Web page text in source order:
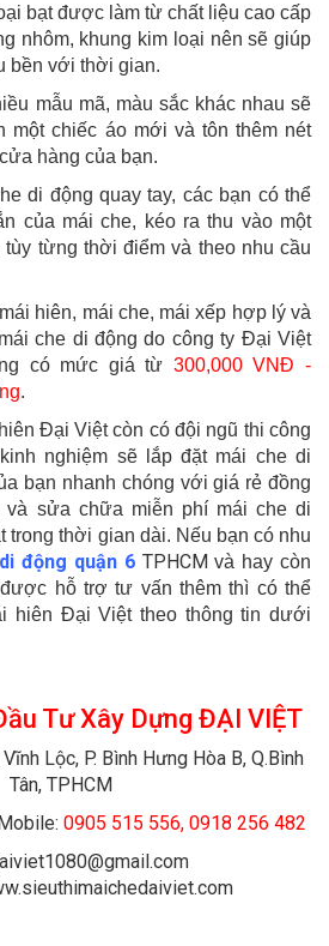
bạt được làm từ chất liệu cao cấp
nhôm, khung kim loại nên sẽ giúp
bền với thời gian.
mẫu mã, màu sắc khác nhau sẽ
một chiếc áo mới và tôn thêm nét
hàng của bạn.
di động quay tay, các bạn có thể
của mái che, kéo ra thu vào một
từng thời điểm và theo nhu cầu
hiên, mái che, mái xếp hợp lý và
che di động do công ty Đại Việt
có mức giá từ 300,000 VNĐ -
.
Đại Việt còn có đội ngũ thi công
nghiệm sẽ lắp đặt mái che di
bạn nhanh chóng với giá rẻ đồng
sửa chữa miễn phí mái che di
trong thời gian dài. Nếu bạn có nhu
động quận 6TPHCM và hay còn
hỗ trợ tư vấn thêm thì có thể
hiên Đại Việt theo thông tin dưới
Tư Xây Dựng ĐẠI VIỆT
Lộc, P. Bình Hưng Hòa B, Q.Bình
Tân, TPHCM
0905 515 556, 0918 256 482